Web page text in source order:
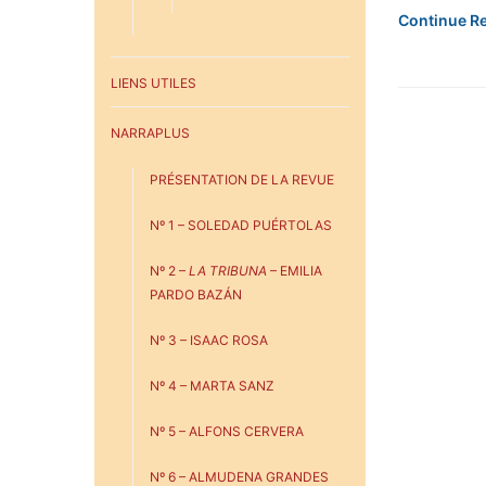
LIENS UTILES
NARRAPLUS
PRÉSENTATION DE LA REVUE
Nº 1 – SOLEDAD PUÉRTOLAS
Nº 2 – LA TRIBUNA – EMILIA
PARDO BAZÁN
Nº 3 – ISAAC ROSA
Nº 4 – MARTA SANZ
Nº 5 – ALFONS CERVERA
Nº 6 – ALMUDENA GRANDES
Continue